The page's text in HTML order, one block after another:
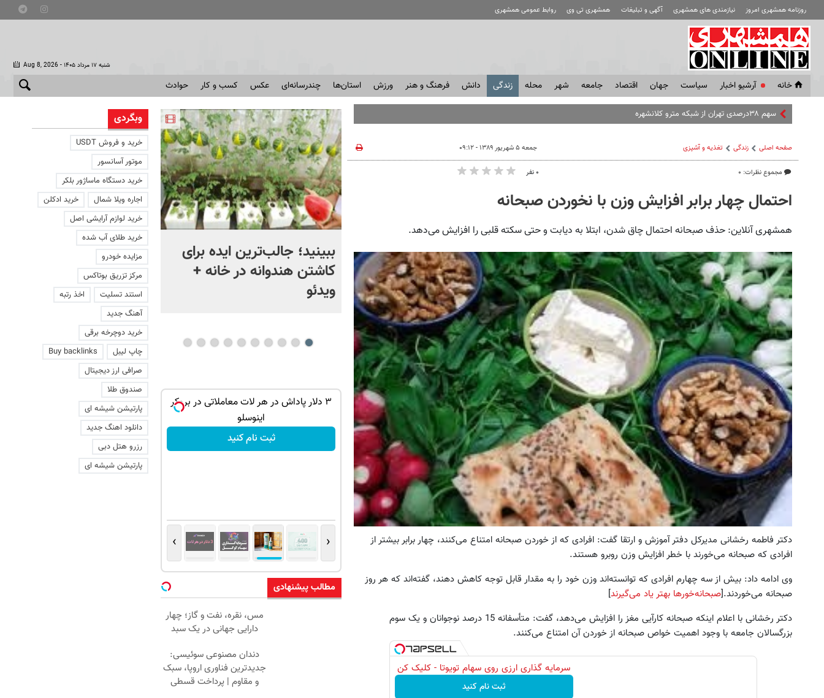
روزنامه همشهری امروز نیازمندی های همشهری آگهی و تبلیغات همشهری تی وی روابط عمومی همشهری
Aug 8, 2026 - شنبه ۱۷ مرداد ۱۴۰۵
خانه آرشیو اخبار سياست جهان اقتصاد جامعه شهر محله زندگی دانش فرهنگ و هنر ورزش استان‌ها چندرسانه‌ای عکس کسب و کار حوادث
سهم ۳۸درصدی تهران از شبکه مترو کلانشهرهای ایران
صفحه اصلی زندگی تغذیه و آشپزی
مجموع نظرات: ۰
جمعه ۵ شهریور ۱۳۸۹ - ۰۹:۱۲
۰ نفر
احتمال چهار برابر افزایش وزن با نخوردن صبحانه
همشهری آنلاین: حذف صبحانه احتمال چاق شدن، ابتلا به دیابت و حتی سکته قلبی را افزایش می‌دهد.
دکتر فاطمه رخشانی مدیرکل دفتر آموزش و ارتقا گفت: افرادی که از خوردن صبحانه امتناع می‌کنند، چهار برابر بیشتر از
افرادی که صبحانه می‌خورند با خطر افزایش وزن روبرو هستند.
وی ادامه داد: بیش از سه چهارم افرادی که توانسته‌اند وزن خود را به مقدار قابل توجه کاهش دهند، گفته‌اند که هر روز
صبحانه می‌خوردند.[صبحانه‌خورها بهتر یاد می‌گیرند]
دکتر رخشانی با اعلام اینکه صبحانه کارآیی مغز را افزایش می‌دهد، گفت: متأسفانه 15 درصد نوجوانان و یک سوم
بزرگسالان جامعه با وجود اهمیت خواص صبحانه از خوردن آن امتناع می‌کنند.
سرمایه گذاری ارزی روی سهام تویوتا - کلیک کن
ثبت نام کنید
روایت اژدهایی از پشت صحنه
گزارش‌های تنگه هرمز | ویدئو
ببینید؛ جالب‌ترین ایده برای
کاشتن هندوانه در خانه +
ویدئو
به ترامپ هشدار دادند که
هرچه سریعتر از ایران خارج
شو
پت، تشویقی، اسباب‌بازی و لوازم
بهداشتی را با تخفیف تهیه کنید
مشاهده محصولات
جای این پک تقویت موی جلبک توی حمومت
خالیه!45%تخفیف
خرید محصول
میدونستی میتونی از بالا رفتن ارزش سهام
گوگل سود کسب کنی؟
ثبت نام کنید
۳ دلار پاداش در هر لات معاملاتی در بروکر
اینوسلو
ثبت نام کنید
‹
›
مطالب پیشنهادی
مس، نقره، نفت و گاز؛ چهار
دارایی جهانی در یک سبد
دندان مصنوعی سوئیسی:
جدیدترین فناوری اروپا، سبک
و مقاوم | پرداخت قسطی
وبگردی
خرید و فروش USDT
موتور آسانسور
خرید دستگاه ماساژور بلکر
اجاره ویلا شمال
خرید ادکلن
خرید لوازم آرایشی اصل
خرید طلای آب شده
مزایده خودرو
مرکز تزریق بوتاکس
استند تسلیت
اخذ رتبه
آهنگ جدید
خرید دوچرخه برقی
چاپ لیبل
Buy backlinks
صرافی ارز دیجیتال
صندوق طلا
پارتیشن شیشه ای
دانلود اهنگ جدید
رزرو هتل دبی
پارتیشن شیشه ای